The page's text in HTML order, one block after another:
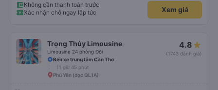
Không cần thanh toán trước
Xác nhận chỗ ngay lập tức
Xem giá
Trọng Thủy Limousine
Limousine 24 phòng Đôi
4.8
(1743 đánh giá)
Bến xe trung tâm Cần Thơ
11 giờ 45 phút
Phú Yên (dọc QL1A)